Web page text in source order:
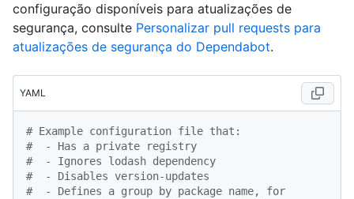
configuração disponíveis para atualizações de
segurança, consulte Personalizar pull requests para
atualizações de segurança do Dependabot.
YAML
# Example configuration file that:
#  - Has a private registry
#  - Ignores lodash dependency
#  - Disables version-updates
#  - Defines a group by package name, for